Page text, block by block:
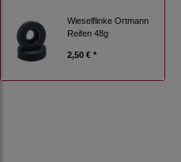
Wieselflinke Ortmann
Reifen 48g
2,50 € *